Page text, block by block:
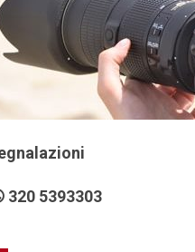
320 5393303